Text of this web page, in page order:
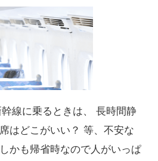
線に乗るときは、 長時間静
はどこがいい？ 等、不安な
かも帰省時なので人がいっぱ